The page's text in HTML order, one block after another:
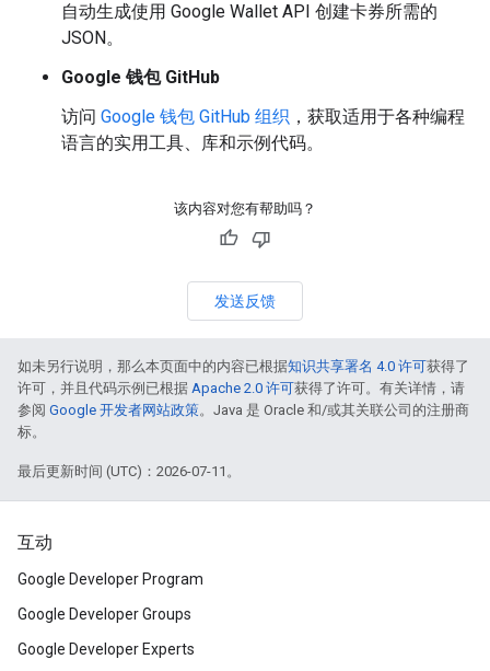
自动生成使用 Google Wallet API 创建卡券所需的
JSON。
Google 钱包 GitHub
访问 Google 钱包 GitHub 组织 ，获取适用于各种编程
语言的实用工具、库和示例代码。
该内容对您有帮助吗？
发送反馈
如未另行说明，那么本页面中的内容已根据知识共享署名 4.0 许可获得了
许可，并且代码示例已根据 Apache 2.0 许可获得了许可。有关详情，请
参阅 Google 开发者网站政策。Java 是 Oracle 和/或其关联公司的注册商
标。
最后更新时间 (UTC)：2026-07-11。
互动
Google Developer Program
Google Developer Groups
Google Developer Experts